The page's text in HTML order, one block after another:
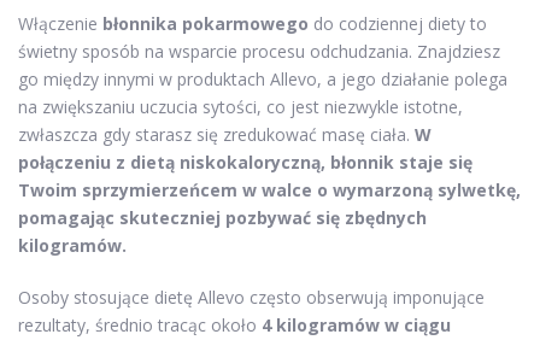
Włączenie błonnika pokarmowego do codziennej diety to
świetny sposób na wsparcie procesu odchudzania. Znajdziesz
go między innymi w produktach Allevo, a jego działanie polega
na zwiększaniu uczucia sytości, co jest niezwykle istotne,
zwłaszcza gdy starasz się zredukować masę ciała. W
połączeniu z dietą niskokaloryczną, błonnik staje się
Twoim sprzymierzeńcem w walce o wymarzoną sylwetkę,
pomagając skuteczniej pozbywać się zbędnych
kilogramów.
Osoby stosujące dietę Allevo często obserwują imponujące
rezultaty, średnio tracąc około 4 kilogramów w ciągu